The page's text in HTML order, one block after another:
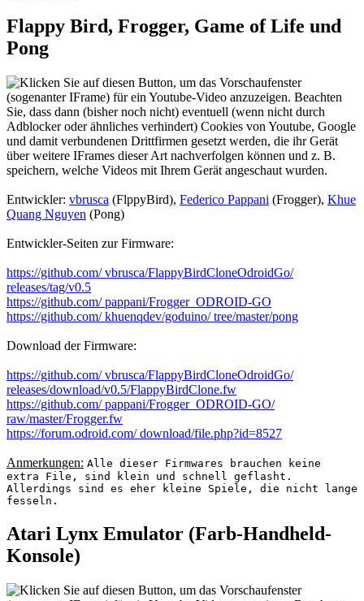
Flappy Bird, Frogger, Game of Life und
Pong
Entwickler: vbrusca (FlppyBird), Federico Pappani (Frogger), Khue
Quang Nguyen (Pong)
Entwickler-Seiten zur Firmware:
https://github.com/ vbrusca/FlappyBirdCloneOdroidGo/
releases/tag/v0.5
https://github.com/ pappani/Frogger_ODROID-GO
https://github.com/ khuenqdev/goduino/ tree/master/pong
Download der Firmware:
https://github.com/ vbrusca/FlappyBirdCloneOdroidGo/
releases/download/v0.5/FlappyBirdClone.fw
https://github.com/ pappani/Frogger_ODROID-GO/
raw/master/Frogger.fw
https://forum.odroid.com/ download/file.php?id=8527
Anmerkungen: Alle dieser Firmwares brauchen keine
extra File, sind klein und schnell geflasht.
Allerdings sind es eher kleine Spiele, die nicht lange
fesseln.
Atari Lynx Emulator (Farb-Handheld-
Konsole)